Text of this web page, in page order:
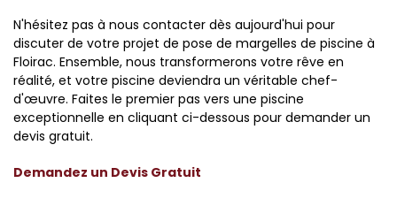
N'hésitez pas à nous contacter dès aujourd'hui pour
discuter de votre projet de pose de margelles de piscine à
Floirac. Ensemble, nous transformerons votre rêve en
réalité, et votre piscine deviendra un véritable chef-
d'œuvre. Faites le premier pas vers une piscine
exceptionnelle en cliquant ci-dessous pour demander un
devis gratuit.
Demandez un Devis Gratuit